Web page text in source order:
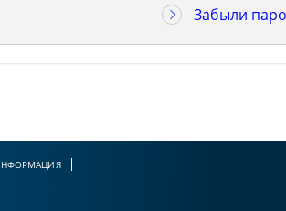
Забыли